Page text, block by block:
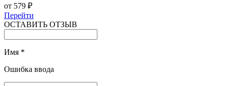
от 579 ₽
Перейти
ОСТАВИТЬ ОТЗЫВ
Имя *
Ошибка ввода